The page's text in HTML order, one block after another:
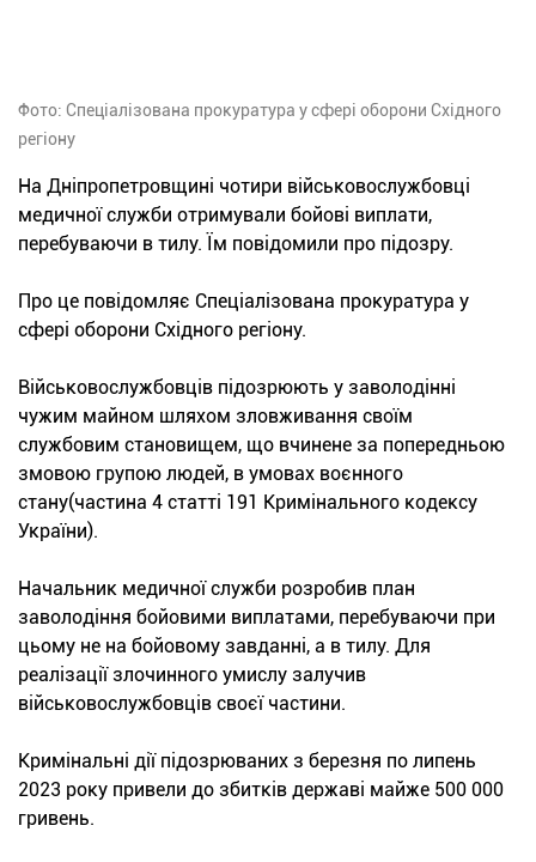
Фото: Спеціалізована прокуратура у сфері оборони Східного
регіону
На Дніпропетровщині чотири військовослужбовці
медичної служби отримували бойові виплати,
перебуваючи в тилу. Їм повідомили про підозру.
Про це повідомляє Спеціалізована прокуратура у
сфері оборони Східного регіону.
Військовослужбовців підозрюють у заволодінні
чужим майном шляхом зловживання своїм
службовим становищем, що вчинене за попередньою
змовою групою людей, в умовах воєнного
стану(частина 4 статті 191 Кримінального кодексу
України).
Начальник медичної служби розробив план
заволодіння бойовими виплатами, перебуваючи при
цьому не на бойовому завданні, а в тилу. Для
реалізації злочинного умислу залучив
військовослужбовців своєї частини.
Кримінальні дії підозрюваних з березня по липень
2023 року привели до збитків державі майже 500 000
гривень.